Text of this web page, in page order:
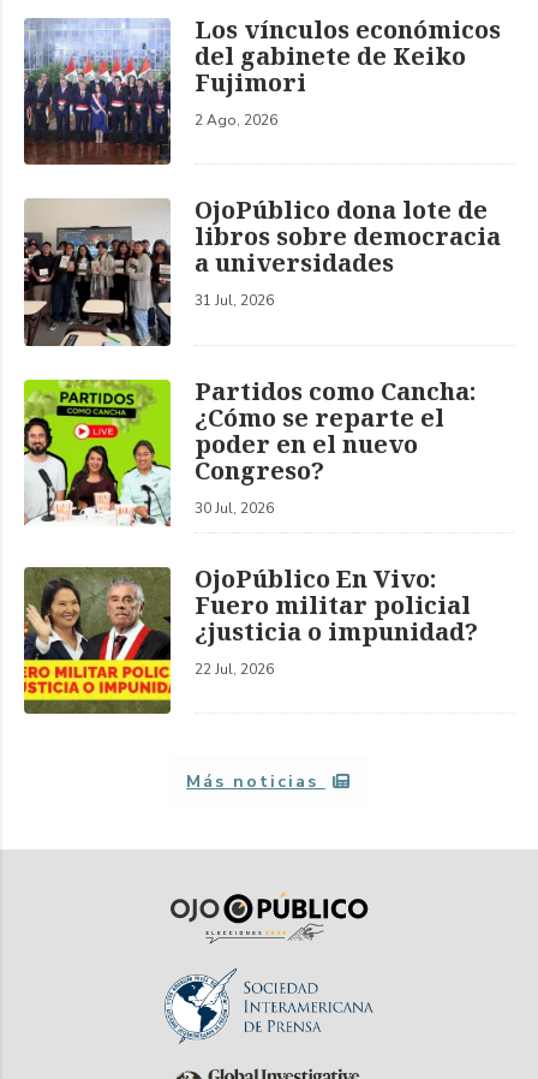
Los vínculos económicos
del gabinete de Keiko
Fujimori
2 Ago, 2026
OjoPúblico dona lote de
libros sobre democracia
a universidades
31 Jul, 2026
Partidos como Cancha:
¿Cómo se reparte el
poder en el nuevo
Congreso?
30 Jul, 2026
OjoPúblico En Vivo:
Fuero militar policial
¿justicia o impunidad?
22 Jul, 2026
Más noticias